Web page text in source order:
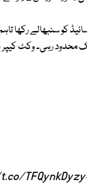
کو سنبھالے رکھا
نے جارحانہ کھیل پیش کیا لیکن ان کی
TFQynkDyzy